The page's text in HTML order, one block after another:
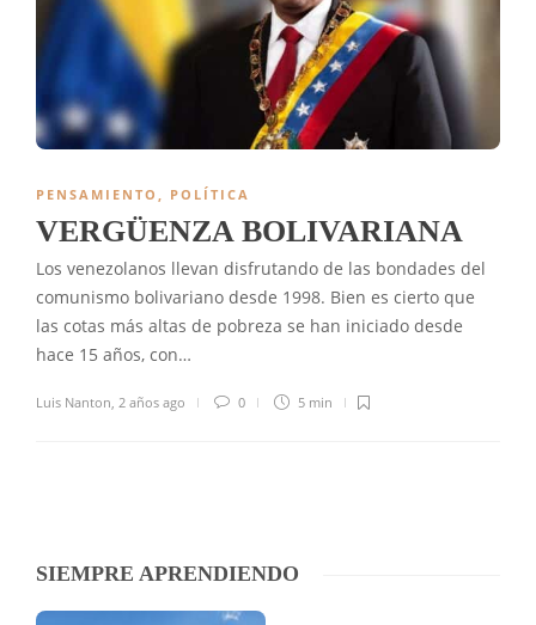
PENSAMIENTO POLÍTICA
VERGÜENZA BOLIVARIANA
Los venezolanos llevan disfrutando de las bondades del
comunismo bolivariano desde 1998. Bien es cierto que
las cotas más altas de pobreza se han iniciado desde
hace 15 años, con…
Luis Nanton 2 años ago 0 5 min
SIEMPRE APRENDIENDO